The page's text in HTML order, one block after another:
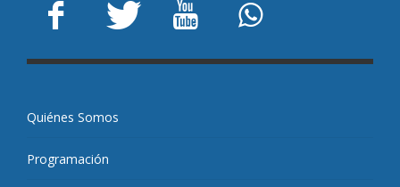
Quiénes Somos
Programación